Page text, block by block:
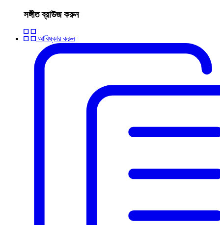
সঙ্গীত ব্রাউজ করুন
আবিষ্কার করুন